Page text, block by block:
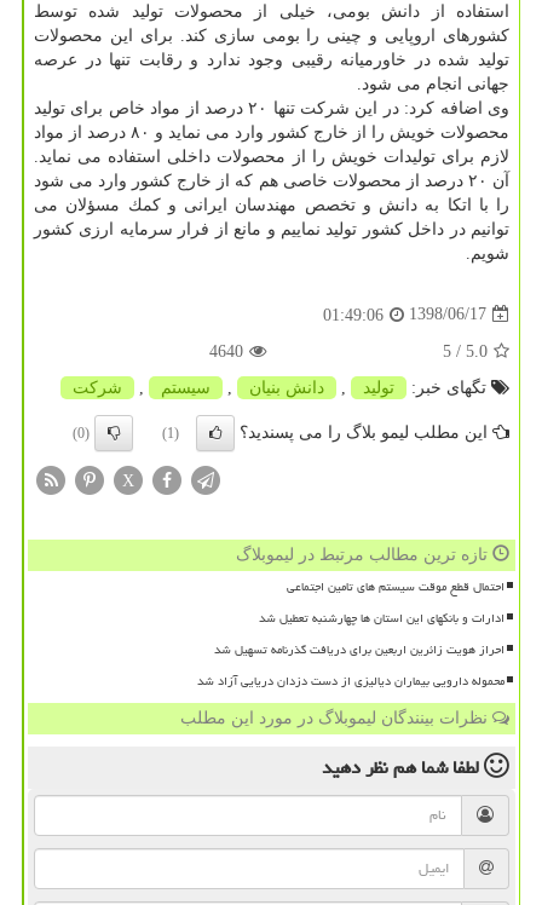
استفاده از دانش بومی، خیلی از محصولات تولید شده توسط
كشورهای اروپایی و چینی را بومی سازی كند. برای این محصولات
تولید شده در خاورمیانه رقیبی وجود ندارد و رقابت تنها در عرصه
جهانی انجام می شود.
وی اضافه كرد: در این شركت تنها ۲۰ درصد از مواد خاص برای تولید
محصولات خویش را از خارج كشور وارد می نماید و ۸۰ درصد از مواد
لازم برای تولیدات خویش را از محصولات داخلی استفاده می نماید.
آن ۲۰ درصد از محصولات خاصی هم كه از خارج كشور وارد می شود
را با اتكا به دانش و تخصص مهندسان ایرانی و كمك مسؤلان می
توانیم در داخل كشور تولید نماییم و مانع از فرار سرمایه ارزی كشور
شویم.
1398/06/17
01:49:06
5.0
/ 5
4640
تگهای خبر:
تولید دانش بنیان سیستم شركت
این مطلب لیمو بلاگ را می پسندید؟ (1)
(0)
X
تازه ترین مطالب مرتبط در لیموبلاگ
احتمال قطع موقت سیستم های تامین اجتماعی
ادارات و بانکهای این استان ها چهارشنبه تعطیل شد
احراز هویت زائرین اربعین برای دریافت گذرنامه تسهیل شد
محموله دارویی بیماران دیالیزی از دست دزدان دریایی آزاد شد
نظرات بینندگان لیموبلاگ در مورد این مطلب
لطفا شما همنظر دهید